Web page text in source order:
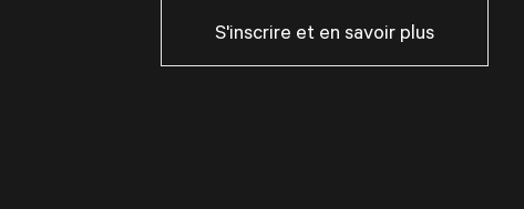
S'inscrire et en savoir plus